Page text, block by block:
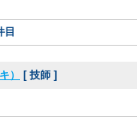
目
） [ 技師 ]